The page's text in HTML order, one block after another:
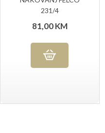
231/4
81,00KM